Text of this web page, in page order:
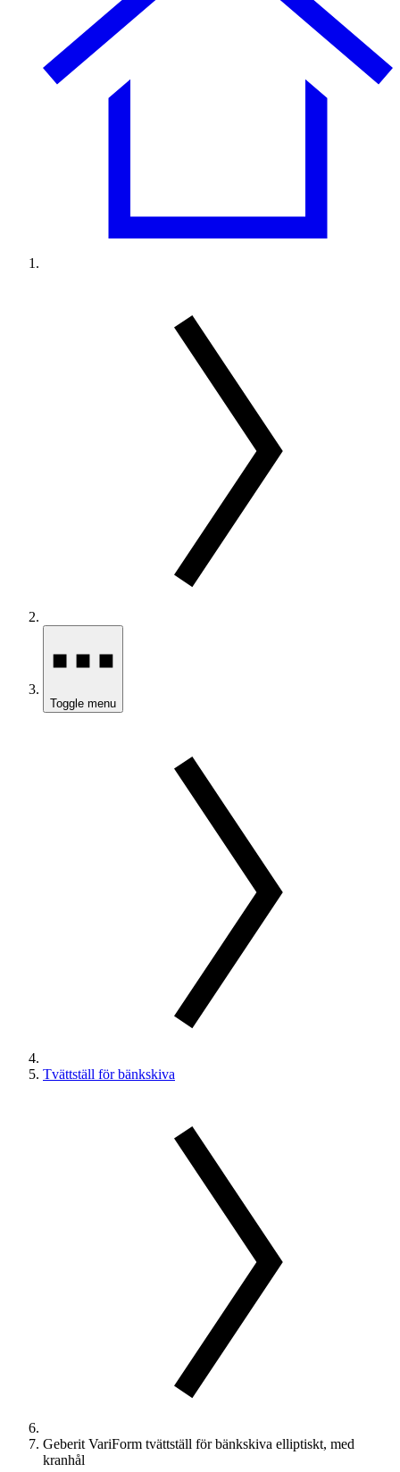
Toggle menu
Tvättställ för bänkskiva
Geberit VariForm tvättställ för bänkskiva elliptiskt, med
kranhål